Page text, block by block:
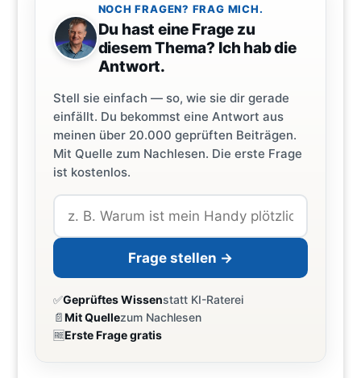
NOCH FRAGEN? FRAG MICH.
Du hast eine Frage zu
diesem Thema? Ich hab die
Antwort.
Stell sie einfach — so, wie sie dir gerade
einfällt. Du bekommst eine Antwort aus
meinen über 20.000 geprüften Beiträgen.
Mit Quelle zum Nachlesen. Die erste Frage
ist kostenlos.
Frage stellen →
✅Geprüftes Wissenstatt KI-Raterei
📄Mit Quellezum Nachlesen
🆓Erste Frage gratis